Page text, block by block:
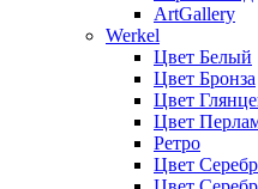
ArtGallery
Werkel
Цвет Белый
Цвет Бронза
Цвет
Цвет
Ретро
Цвет